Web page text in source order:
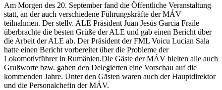
Am Morgen des 20. September fand die Öffentliche Veranstaltung
statt, an der auch verschiedene Führungskräfte der MÁV
teilnahmen. Der stellv. ALE Präsident Juan Jesús Garcia Fraile
überbrachte die besten Grüße der ALE und gab einen Bericht über
die Arbeit der ALE ab. Der Präsident der FML Voicu Lucian Sala
hatte einen Bericht vorbereitet über die Probleme der
Lokomotivführer in Rumänien.Die Gäste der MÁV hielten alle auch
Grußworte bzw. gaben den Delegierten eine Vorschau auf die
kommenden Jahre. Unter den Gästen waren auch der Hauptdirektor
und die Personalchefin der MÁV.